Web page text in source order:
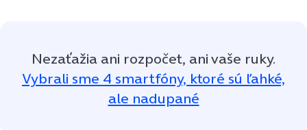
Nezaťažia ani rozpočet, ani vaše ruky.
Vybrali sme 4 smartfóny, ktoré sú ľahké,
ale nadupané